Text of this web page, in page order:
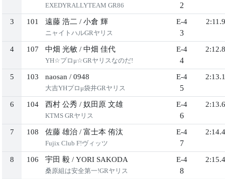
EXEDYRALLYTEAM GR86 2
3 101 遠藤 浩二 / 小倉 輝
ニャイトハルGRヤリス
E-4
3
2:11.9
4 107 中畑 光敏 / 中畑 佳代
YH☆プロμ☆GRヤリスなのだ!
E-4
4
2:12.8
5 103 naosan / 0948
大吉YHプロμ袋井GRヤリス
E-4
5
2:13.1
6 104 西村 公秀 / 奴田原 文雄
KTMS GRヤリス
E-4
6
2:13.6
7 108 佐藤 雄治 / 富士本 侑汰
Fujix Club F!ヴィッツ
E-4
7
2:14.4
8 106 宇田 毅 / YORI SAKODA
桑原組は安全第一!GRヤリス
E-4
8
2:15.4